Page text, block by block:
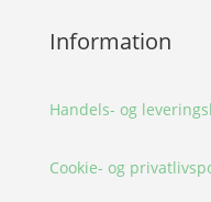
Information
Handels- og
Cookie- og